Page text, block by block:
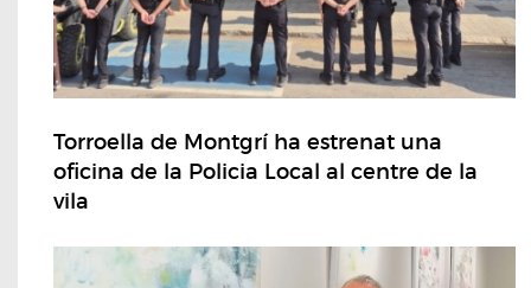
Torroella de Montgrí ha estrenat una
oficina de la Policia Local al centre de la
vila